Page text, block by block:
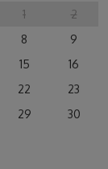
1
2
8
9
15
16
22
23
29
30